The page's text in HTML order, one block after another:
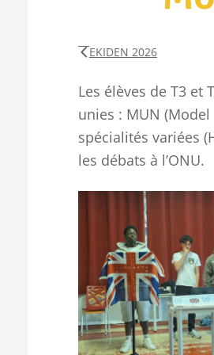
EKIDEN 2026
Les élèves de T3
unies : MUN
spécialités variées
les débats à l’ONU.